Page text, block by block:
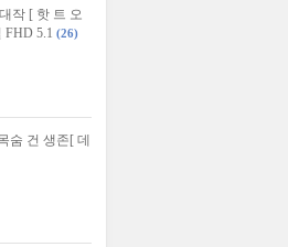
작 [ 핫 트 오
FHD 5.1 (26)
숨 건 생존[ 데